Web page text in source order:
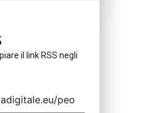
il link RSS negli